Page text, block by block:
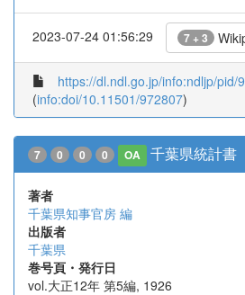
2023-07-24 01:56:29 7 + 3
https://dl.ndl.go.jp/info:ndljp/pid/
(info:doi/10.11501/972807)
7 0 0 0 OA 千葉県統計書
著者
千葉県知事官房 編
出版者
千葉県
巻号頁・発行日
vol.大正12年 第5編, 1926